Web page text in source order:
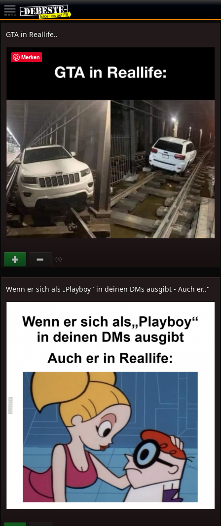
GTA in Reallife..
(-9)
Wenn er sich als „Playboy" in deinen DMs ausgibt - Auch er.."
Merken